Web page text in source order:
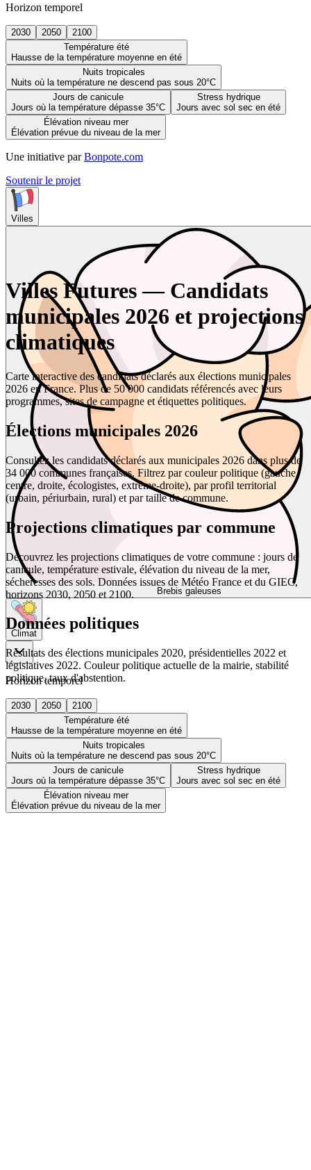
Horizon temporel
2030 2050
2100
Température été
Hausse de la température moyenne en été
Nuits tropicales
Nuits où la température ne descend pas sous 20°C
Jours de canicule
Jours où la température dépasse 35°C
Stress hydrique
Jours avec sol sec en été
Élévation niveau mer
Élévation prévue du niveau de la mer
Une initiative par Bonpote.com
Soutenir le projet
Villes
Brebis galeuses
Climat
Horizon temporel
2030 2050
2100
Température été
Hausse de la température moyenne en été
Nuits tropicales
Nuits où la température ne descend pas sous 20°C
Jours de canicule
Jours où la température dépasse 35°C
Stress hydrique
Jours avec sol sec en été
Élévation niveau mer
Élévation prévue du niveau de la mer
Villes Futures — Candidats
municipales 2026 et projections
climatiques
Carte interactive des candidats déclarés aux élections municipales
2026 en France. Plus de 50 000 candidats référencés avec leurs
programmes, sites de campagne et étiquettes politiques.
Élections municipales 2026
Consultez les candidats déclarés aux municipales 2026 dans plus de
34 000 communes françaises. Filtrez par couleur politique (gauche,
centre, droite, écologistes, extrême-droite), par profil territorial
(urbain, périurbain, rural) et par taille de commune.
Projections climatiques par commune
Découvrez les projections climatiques de votre commune : jours de
canicule, température estivale, élévation du niveau de la mer,
sécheresses des sols. Données issues de Météo France et du GIEC,
horizons 2030, 2050 et 2100.
Données politiques
Résultats des élections municipales 2020, présidentielles 2022 et
législatives 2022. Couleur politique actuelle de la mairie, stabilité
politique, taux d'abstention.